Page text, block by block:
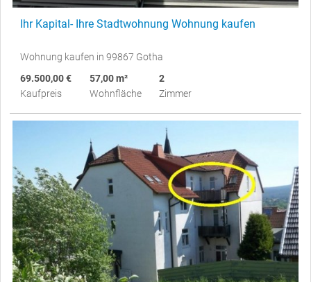
Ihr Kapital- Ihre Stadtwohnung Wohnung kaufen
Wohnung kaufen in 99867 Gotha
69.500,00 €
Kaufpreis
57,00 m²
Wohnfläche
2
Zimmer